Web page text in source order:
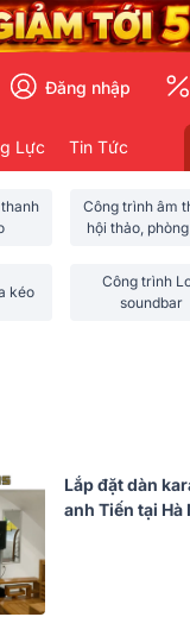
Đăng nhập
Lực Tin Tức
Công trình âm
hội thảo,
kéo
Công trình
soundbar
Lắp đặt dàn
anh Tiến tại Hà